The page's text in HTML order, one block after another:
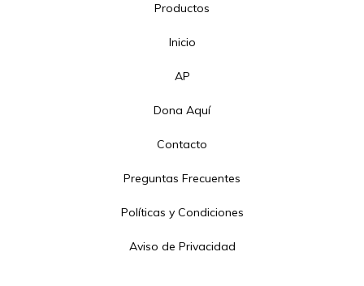
Productos
Inicio
AP
Dona Aquí
Contacto
Preguntas Frecuentes
Políticas y Condiciones
Aviso de Privacidad